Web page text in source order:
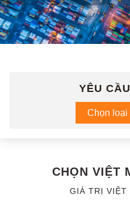
YÊU
Chọn loại
CHỌN VIỆT
GIÁ TRỊ VIỆT